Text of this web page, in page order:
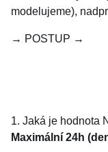
modelujeme),
→ POSTUP →
1. Jaká je hodnota
Maximální 24h